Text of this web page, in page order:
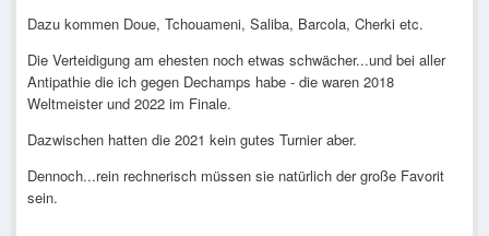
Dazu kommen Doue, Tchouameni, Saliba, Barcola, Cherki etc.
Die Verteidigung am ehesten noch etwas schwächer...und bei aller
Antipathie die ich gegen Dechamps habe - die waren 2018
Weltmeister und 2022 im Finale.
Dazwischen hatten die 2021 kein gutes Turnier aber.
Dennoch...rein rechnerisch müssen sie natürlich der große Favorit
sein.